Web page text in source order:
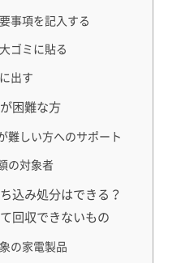
事項を記入する
ゴミに貼る
出す
困難な方
難しい方へのサポート
の対象者
込み処分はできる？
回収できないもの
の家電製品